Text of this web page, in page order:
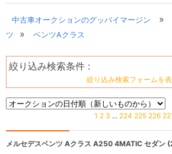
中古車オークションのグッバイマージン »
ツ
» ベンツAクラス
絞り込み検索条件 :
絞り込み検索フォームを
1 2 3 ... 224 225 226
メルセデスベンツ Aクラス A250 4MATIC セダン